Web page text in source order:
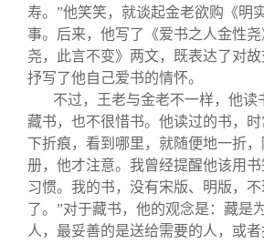
实用信息
总会章程
理事会名单
制度法规
联系我们
寿。”他笑笑，就谈起金老欲购《明
事。后来，他写了《爱书之人金性
尧，此言不变》两文，既表达了对
抒写了他自己爱书的情怀。
不过，王老与金老不一样，他读
藏书，也不很惜书。他读过的书，
下折痕，看到哪里，就随便地一折
册，他才注意。我曾经提醒他该用
习惯。我的书，没有宋版、明版，
了。”对于藏书，他的观念是：藏是
人，最妥善的是送给需要的人，或